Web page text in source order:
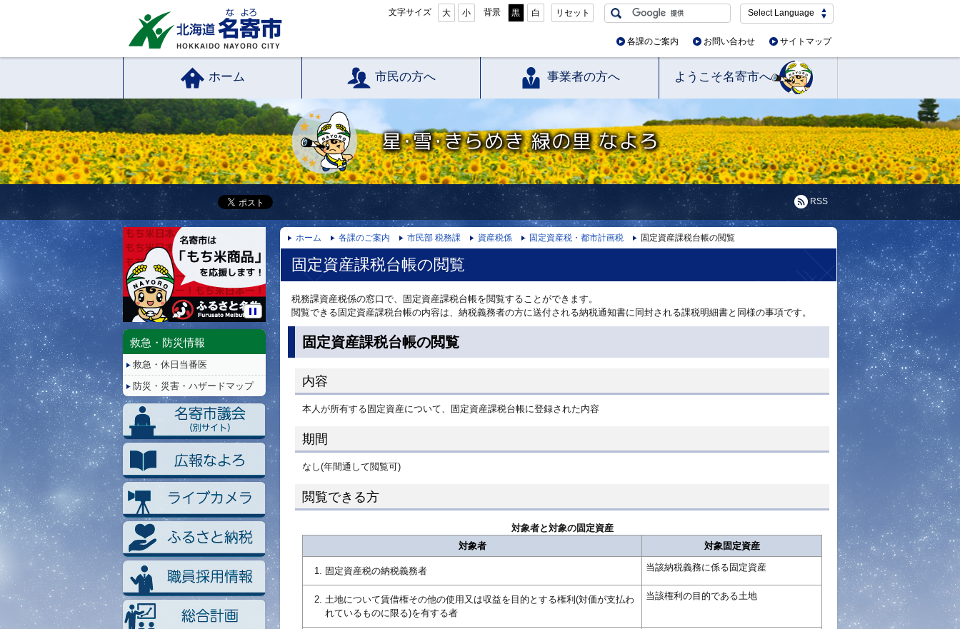
文字サイズ 大 小 背景 黒 白 リセット Select Language
各課のご案内 お問い合わせ サイトマップ
ホーム 市民の方へ 事業者の方へ ようこそ名寄市へ
星・雪・きらめき 緑の里 なよろ
RSS
ホーム 各課のご案内 市民部 税務課 資産税係 固定資産税・都市計画税 固定資産課税台帳の閲覧
固定資産課税台帳の閲覧
税務課資産税係の窓口で、固定資産課税台帳を閲覧することができます。
閲覧できる固定資産課税台帳の内容は、納税義務者の方に送付される納税通知書に同封される課税明細書と同様の事項です。
固定資産課税台帳の閲覧
内容
本人が所有する固定資産について、固定資産課税台帳に登録された内容
期間
なし(年間通して閲覧可)
閲覧できる方
対象者と対象の固定資産
対象者
対象固定資産
固定資産税の納税義務者 当該納税義務に係る固定資産
土地について賃借権その他の使用又は収益を目的とする権利(対価が支払わ
れているものに限る)を有する者
当該権利の目的である土地
停
再
救急・防災情報
救急・休日当番医
防災・災害・ハザードマップ